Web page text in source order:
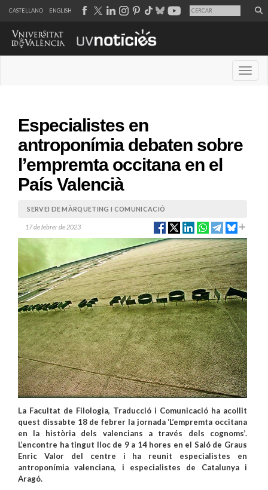
CASTELLANO ENGLISH
Especialistes en
antroponímia debaten sobre
l’empremta occitana en el
País Valencià
SERVEI DE MÀRQUETING I COMUNICACIÓ
17 de febrer de 2023
La Facultat de Filologia, Traducció i Comunicació ha acollit
quest dissabte 18 de febrer la jornada ‘L’empremta occitana
en la història dels valencians a través dels cognoms’.
L’encontre ha tingut lloc de 9 a 14 hores en el Saló de Graus
Enric Valor del centre i ha reunit especialistes en
antroponímia valenciana, i especialistes de Catalunya i
Aragó.